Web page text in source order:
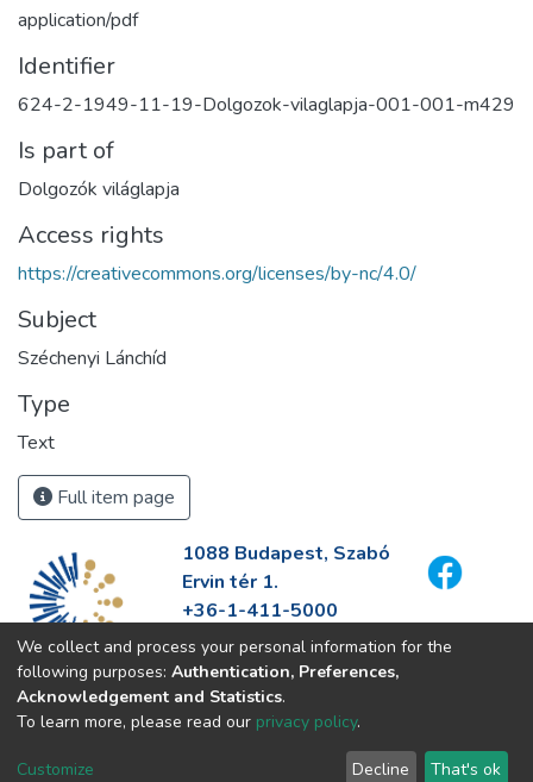
application/pdf
Identifier
624-2-1949-11-19-Dolgozok-vilaglapja-001-001-m429
Is part of
Dolgozók világlapja
Access rights
https://creativecommons.org/licenses/by-nc/4.0/
Subject
Széchenyi Lánchíd
Type
Text
Full item page
1088 Budapest, Szabó
Ervin tér 1.
+36-1-411-5000
info@fszek.hu
https://fszek.hu
We collect and process your personal information for the
following purposes: Authentication, Preferences,
Acknowledgement and Statistics.
To learn more, please read our privacy policy.
Customize Decline That's ok